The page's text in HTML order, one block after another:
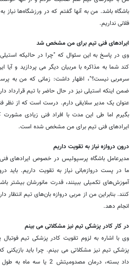
باشگاه باشد. من به آنها گفتم که در ورزشگاه‌ها نیاز
فلانی نداریم.
ایرادهای فنی تیم برای من مشخص شد
وی در پاسخ به این سئوال که "چرا در حالیکه
کند شما به مذاکره با مربیان دیگر می پردازید و
سرمربی نیست؟"، اظهار داشت: زمانی که من به
ضمن اینکه استیلی نیز در حال حاضر با تیم قرارداد
عنوان یک مدیر سلایقی دارم. درست است که از نظر
بگیرم اما طی این مدت با افراد فنی زیادی مشورت
ایرادهای فنی تیم برای من مشخص شده است.
درون دروازه نیاز به تقویت داریم
مدیرعامل باشگاه پرسپولیس در خصوص ایرادهای فنی
ما در پست دروازه‌بانی نیاز به تقویت داریم. باید
آموزش‌های تکمیلی ببینند، قدرت مانورشان بیشتر
کنند. بنابراین من از مربی دروازه بان‌های تیم انتظار
انجام دهد.
در کار کادر پزشکی تیم نیز مشکلاتی می بینم
وی با اشاره به لزوم تقویت کادر پزشکی تیم
پزشکی تیم نیز مشکلاتی می بینم. چرا باید بازیکنی
داد بسته، درمان مصدومیتش